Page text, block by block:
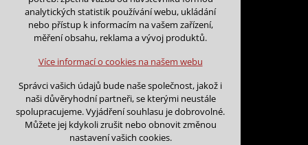
Zpět na kalendář
Na tento den nejsou podány
Na tento den nelze podávat
udržení kontextu stránek (session):
případná přihlášení, volby jazyka, apod.
Volitelná cookies
analytická pro anonymizované vyhodnocení
návštěvnosti
marketingová cookies (Google)
Více informací o cookies na našem webu
analytických statistik používání webu, ukládání
nebo přístup k informacím na vašem zařízení,
měření obsahu, reklama a vývoj produktů.
Více informací o cookies na našem webu
Správci vašich údajů bude naše společnost, jakož i
naši důvěryhodní partneři, se kterými neustále
spolupracujeme. Vyjádření souhlasu je dobrovolné.
Můžete jej kdykoli zrušit nebo obnovit změnou
nastavení vašich cookies.